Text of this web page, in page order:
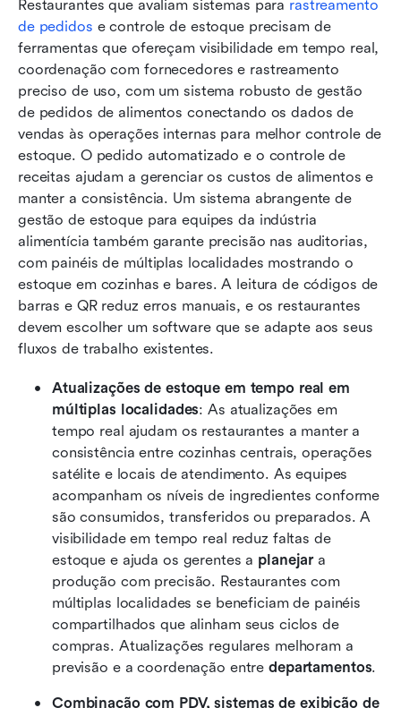
Restaurantes que avaliam sistemas para rastreamento
de pedidos e controle de estoque precisam de
ferramentas que ofereçam visibilidade em tempo real,
coordenação com fornecedores e rastreamento
preciso de uso, com um sistema robusto de gestão
de pedidos de alimentos conectando os dados de
vendas às operações internas para melhor controle de
estoque. O pedido automatizado e o controle de
receitas ajudam a gerenciar os custos de alimentos e
manter a consistência. Um sistema abrangente de
gestão de estoque para equipes da indústria
alimentícia também garante precisão nas auditorias,
com painéis de múltiplas localidades mostrando o
estoque em cozinhas e bares. A leitura de códigos de
barras e QR reduz erros manuais, e os restaurantes
devem escolher um software que se adapte aos seus
fluxos de trabalho existentes.
Atualizações de estoque em tempo real em
múltiplas localidades: As atualizações em
tempo real ajudam os restaurantes a manter a
consistência entre cozinhas centrais, operações
satélite e locais de atendimento. As equipes
acompanham os níveis de ingredientes conforme
são consumidos, transferidos ou preparados. A
visibilidade em tempo real reduz faltas de
estoque e ajuda os gerentes a planejar a
produção com precisão. Restaurantes com
múltiplas localidades se beneficiam de painéis
compartilhados que alinham seus ciclos de
compras. Atualizações regulares melhoram a
previsão e a coordenação entre departamentos.
Combinação com PDV, sistemas de exibição de